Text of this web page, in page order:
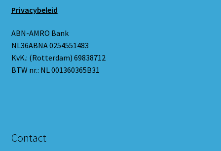
Privacybeleid
ABN-AMRO Bank
NL36ABNA 0254551483
KvK.: (Rotterdam) 69838712
BTW nr.: NL 001360365B31
Contact